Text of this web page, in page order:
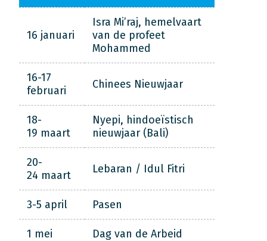
16 januari
Isra Mi’raj, hemelvaart
van de profeet
Mohammed
16-17
februari
Chinees Nieuwjaar
18-
19 maart
Nyepi, hindoeïstisch
nieuwjaar (Bali)
20-
24 maart
Lebaran / Idul Fitri
3-5 april Pasen
1 mei Dag van de Arbeid